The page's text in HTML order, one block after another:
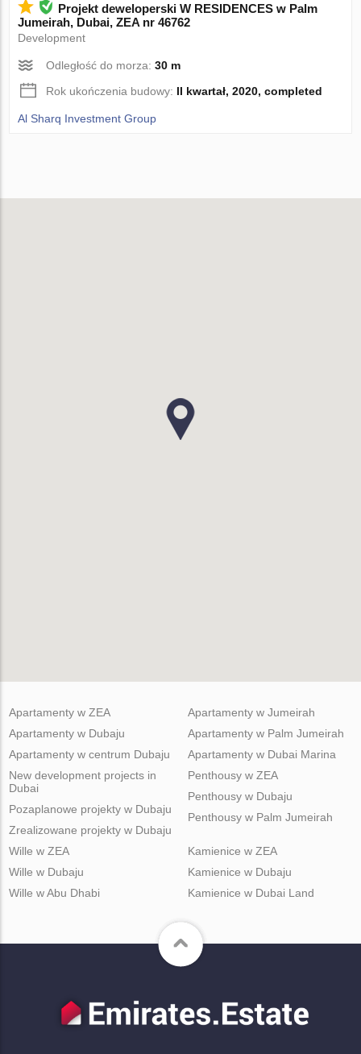
Projekt deweloperski W RESIDENCES w Palm
Jumeirah, Dubai, ZEA nr 46762
Development
Odległość do morza:30 m
Rok ukończenia budowy: II kwartał, 2020, completed
Al Sharq Investment Group
Apartamenty w ZEA
Apartamenty w Dubaju
Apartamenty w centrum Dubaju
Apartamenty w Jumeirah
Apartamenty w Palm Jumeirah
Apartamenty w Dubai Marina
New development projects in
Dubai
Pozaplanowe projekty w Dubaju
Zrealizowane projekty w Dubaju
Penthousy w ZEA
Penthousy w Dubaju
Penthousy w Palm Jumeirah
Wille w ZEA
Wille w Dubaju
Wille w Abu Dhabi
Kamienice w ZEA
Kamienice w Dubaju
Kamienice w Dubai Land